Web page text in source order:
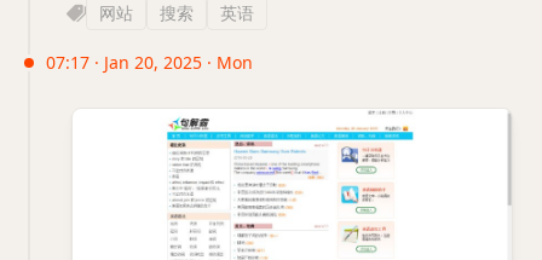
网站 搜索 英语
07:17 · Jan 20, 2025 · Mon